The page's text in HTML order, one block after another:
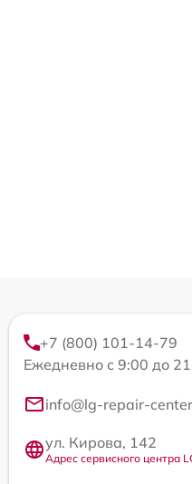
+7 (800) 101-14-79
Ежедневно с 9:00 до
info@lg-repair-
ул. Кирова, 142
Адрес сервисного центра